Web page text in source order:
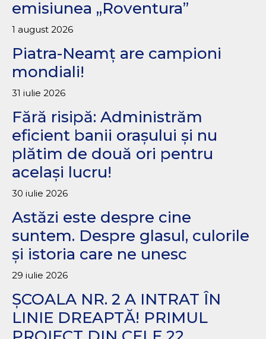
emisiunea „Roventura”
1 august 2026
Piatra-Neamț are campioni
mondiali!
31 iulie 2026
Fără risipă: Administrăm
eficient banii orașului și nu
plătim de două ori pentru
același lucru!
30 iulie 2026
Astăzi este despre cine
suntem. Despre glasul, culorile
și istoria care ne unesc
29 iulie 2026
ȘCOALA NR. 2 A INTRAT ÎN
LINIE DREAPTĂ! PRIMUL